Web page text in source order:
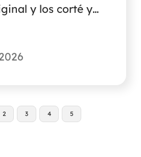
y los corté y
a iniciar sesión
ningún
ha
¿Alguien sabe
2 3 4 5